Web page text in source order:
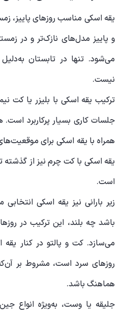
یقه اسکی مناسب روزهای پاییز،
و پاییز مدل‌های نازک‌تر و در
می‌شود. تنها در تابستان
نیست.
ترکیب یقه اسکی با بلیزر یا کت
جلسات کاری بسیار پرکاربرد
همراه با یقه اسکی برای
یقه اسکی با کت چرم نیز از گذشته
است.
زیر بارانی نیز یقه اسکی
باشد چه بلند، این ترکیب در
می‌سازد. کت و پالتو در کنار یقه
روزهای سرد است، مشروط بر
هماهنگ باشد.
جلیقه یا وست، به‌ویژه انواع